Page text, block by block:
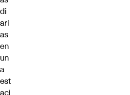
di
ari
as
en
un
a
est